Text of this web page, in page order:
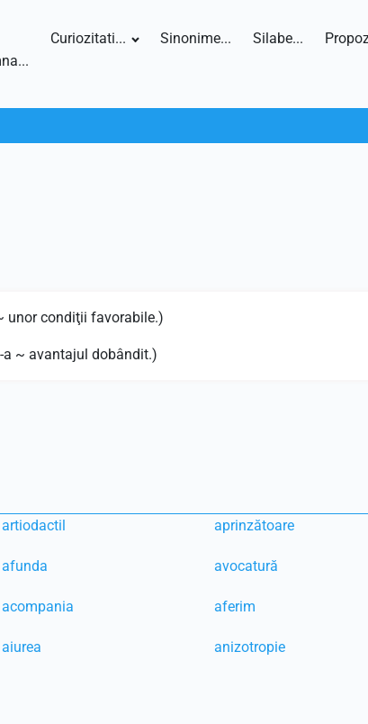
Curiozitati... Sinonime... Silabe...
unor condiţii favorabile.)
a ~ avantajul dobândit.)
artiodactil aprinzătoare
afunda avocatură
acompania aferim
aiurea anizotropie